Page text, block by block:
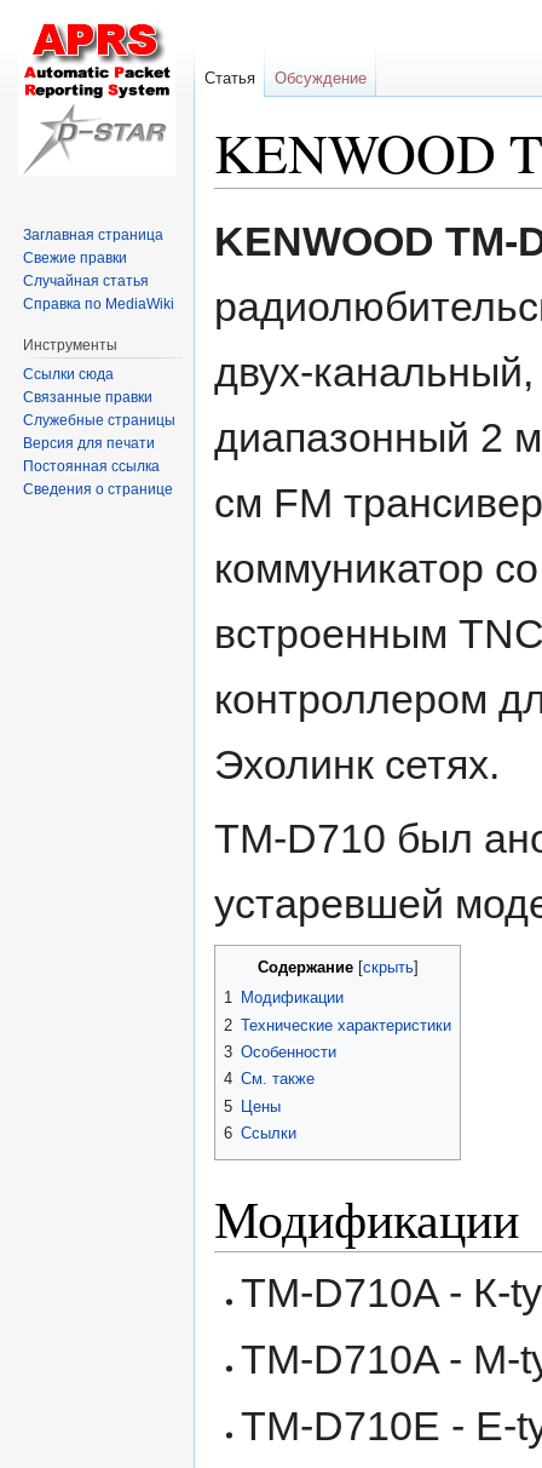
KENWOOD
KENWOOD TM-
двух-канальный,
диапазонный 2
см FM
коммуникатор со
встроенным
контроллером
Эхолинк сетях.
TM-D710 был
устаревшей
Содержание
1 Модификации
2 Технические характеристики
3 Особенности
4 См. также
5
Цены
6 Ссылки
Модификации
TM-D710A - К-
TM-D710A - M-
TM-D710E - E-
Статья Обсуждение
Заглавная страница
Свежие правки
Случайная статья
Справка по MediaWiki
Инструменты
Ссылки сюда
Связанные правки
Служебные страницы
Версия для печати
Постоянная ссылка
Сведения о странице